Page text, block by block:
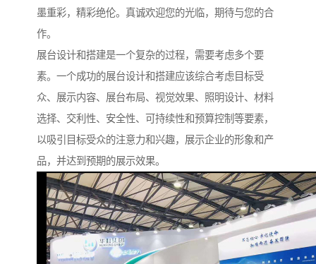
墨重彩，精彩绝伦。真诚欢迎您的光临，期待与您的合
作。
展台设计和搭建是一个复杂的过程，需要考虑多个要
素。一个成功的展台设计和搭建应该综合考虑目标受
众、展示内容、展台布局、视觉效果、照明设计、材料
选择、交利性、安全性、可持续性和预算控制等要素，
以吸引目标受众的注意力和兴趣，展示企业的形象和产
品，并达到预期的展示效果。